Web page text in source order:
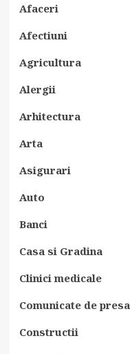
Afaceri
Afectiuni
Agricultura
Alergii
Arhitectura
Arta
Asigurari
Auto
Banci
Casa si Gradina
Clinici medicale
Comunicate de presa
Constructii